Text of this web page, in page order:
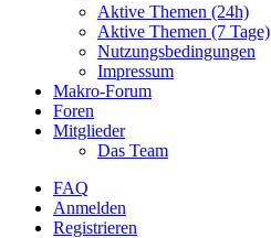
Aktive Themen (24h)
Aktive Themen (7 Tage)
Nutzungsbedingungen
Impressum
Makro-Forum
Foren
Mitglieder
Das Team
FAQ
Anmelden
Registrieren